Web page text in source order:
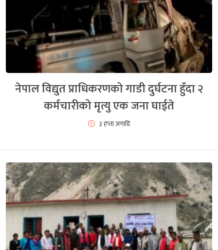
नेपाल विद्युत प्राधिकरणको गाडी दुर्घटना हुँदा २
कर्मचारीको मृत्यु एक जना घाईते
३ हप्ता अगाडि